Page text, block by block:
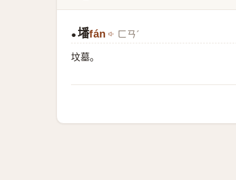
● 墦fán ㄈㄢˊ
坟墓。